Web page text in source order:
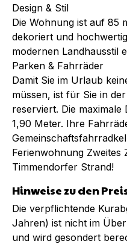
Design & Stil
Die Wohnung ist auf 85
dekoriert und
modernen Landhausstil
Parken & Fahrräder
Damit Sie im Urlaub
müssen, ist für Sie in
reserviert. Die
1,90 Meter. Ihre
Ferienwohnung
Timmendorfer Strand!
Hinweise zu den
Die verpflichtende
Jahren) ist nicht im
und wird gesondert